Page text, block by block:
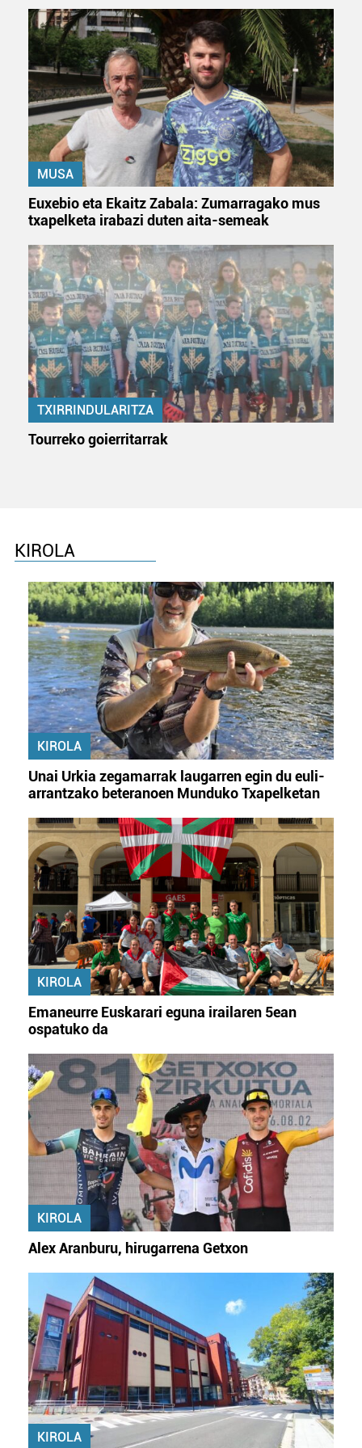
MUSA
Euxebio eta Ekaitz Zabala: Zumarragako mus
txapelketa irabazi duten aita-semeak
TXIRRINDULARITZA
Tourreko goierritarrak
KIROLA
KIROLA
Unai Urkia zegamarrak laugarren egin du euli-
arrantzako beteranoen Munduko Txapelketan
KIROLA
Emaneurre Euskarari eguna irailaren 5ean
ospatuko da
KIROLA
Alex Aranburu, hirugarrena Getxon
KIROLA